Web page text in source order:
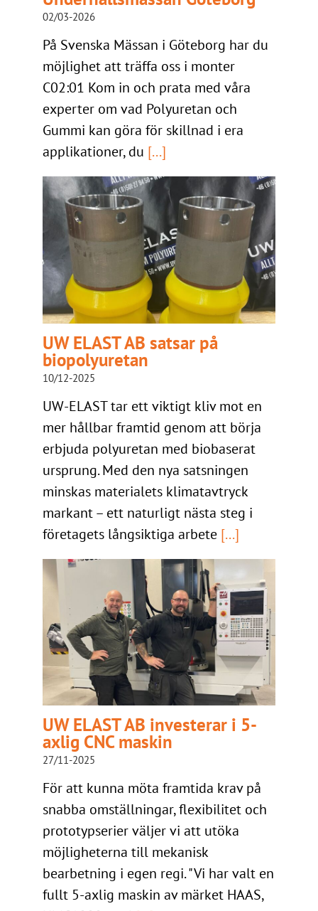
02/03-2026
På Svenska Mässan i Göteborg har du
möjlighet att träffa oss i monter
C02:01 Kom in och prata med våra
experter om vad Polyuretan och
Gummi kan göra för skillnad i era
applikationer, du [...]
UW ELAST AB satsar på
biopolyuretan
10/12-2025
UW-ELAST tar ett viktigt kliv mot en
mer hållbar framtid genom att börja
erbjuda polyuretan med biobaserat
ursprung. Med den nya satsningen
minskas materialets klimatavtryck
markant – ett naturligt nästa steg i
företagets långsiktiga arbete[...]
UW ELAST AB investerar i 5-
axlig CNC maskin
27/11-2025
För att kunna möta framtida krav på
snabba omställningar, flexibilitet och
prototypserier väljer vi att utöka
möjligheterna till mekanisk
bearbetning i egen regi. "Vi har valt en
fullt 5-axlig maskin av märket HAAS,